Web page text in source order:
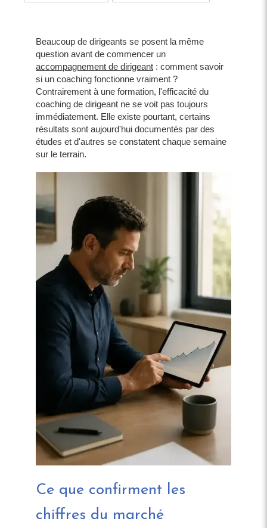
Beaucoup de dirigeants se posent la même
question avant de commencer un
accompagnement de dirigeant : comment savoir
si un coaching fonctionne vraiment ?
Contrairement à une formation, l'efficacité du
coaching de dirigeant ne se voit pas toujours
immédiatement. Elle existe pourtant, certains
résultats sont aujourd'hui documentés par des
études et d'autres se constatent chaque semaine
sur le terrain.
Ce que confirment les
chiffres du marché